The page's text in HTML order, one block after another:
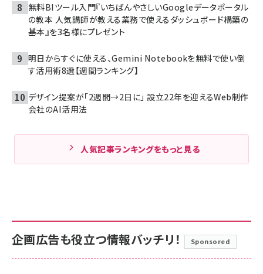
無料BIツール入門『いちばんやさしいGoogleデータポータル
の教本 人気講師が教える業務で使えるダッシュボード構築の
基本』を3名様にプレゼント
明日からすぐに使える、Gemini Notebookを無料で使い倒
す活用術8選【週間ランキング】
デザイン提案が「2週間→2日に」 設立22年を迎えるWeb制作
会社のAI活用法
人気記事ランキングをもっと見る
企画広告も役立つ情報バッチリ！ Sponsored